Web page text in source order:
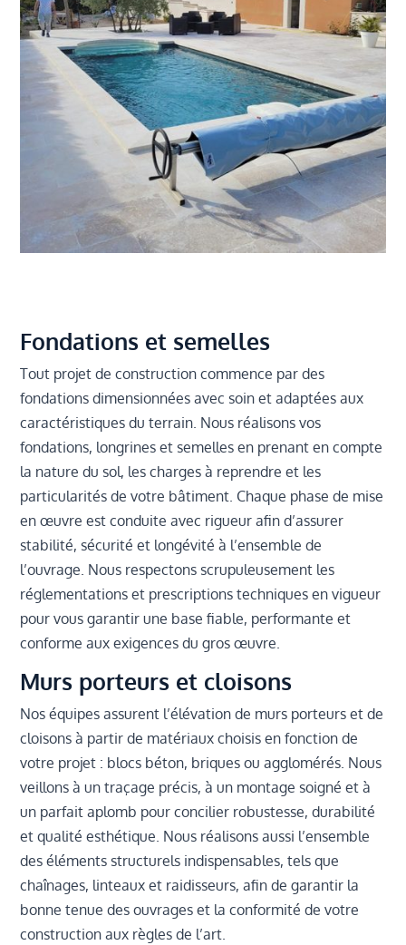
Fondations et semelles
Tout projet de construction commence par des
fondations dimensionnées avec soin et adaptées aux
caractéristiques du terrain. Nous réalisons vos
fondations, longrines et semelles en prenant en compte
la nature du sol, les charges à reprendre et les
particularités de votre bâtiment. Chaque phase de mise
en œuvre est conduite avec rigueur afin d’assurer
stabilité, sécurité et longévité à l’ensemble de
l’ouvrage. Nous respectons scrupuleusement les
réglementations et prescriptions techniques en vigueur
pour vous garantir une base fiable, performante et
conforme aux exigences du gros œuvre.
Murs porteurs et cloisons
Nos équipes assurent l’élévation de murs porteurs et de
cloisons à partir de matériaux choisis en fonction de
votre projet : blocs béton, briques ou agglomérés. Nous
veillons à un traçage précis, à un montage soigné et à
un parfait aplomb pour concilier robustesse, durabilité
et qualité esthétique. Nous réalisons aussi l’ensemble
des éléments structurels indispensables, tels que
chaînages, linteaux et raidisseurs, afin de garantir la
bonne tenue des ouvrages et la conformité de votre
construction aux règles de l’art.